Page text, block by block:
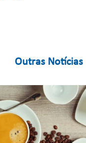
Outras Notícias